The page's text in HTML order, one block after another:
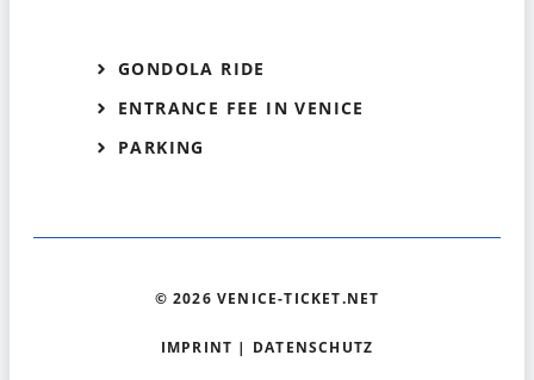
GONDOLA RIDE
ENTRANCE FEE IN VENICE
PARKING
© 2026 VENICE-TICKET.NET
IMPRINT | DATENSCHUTZ